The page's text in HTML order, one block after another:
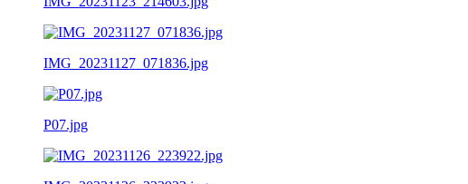
IMG_20231127_071836.jpg
P07.jpg